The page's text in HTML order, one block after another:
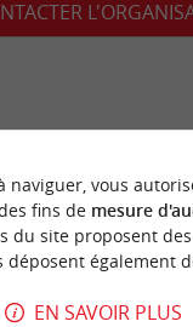
-Crédit photo :
Bertonneau -
naviguer, vous
fins de mesure
du site proposent des
déposent également
EN SAVOIR PLUS